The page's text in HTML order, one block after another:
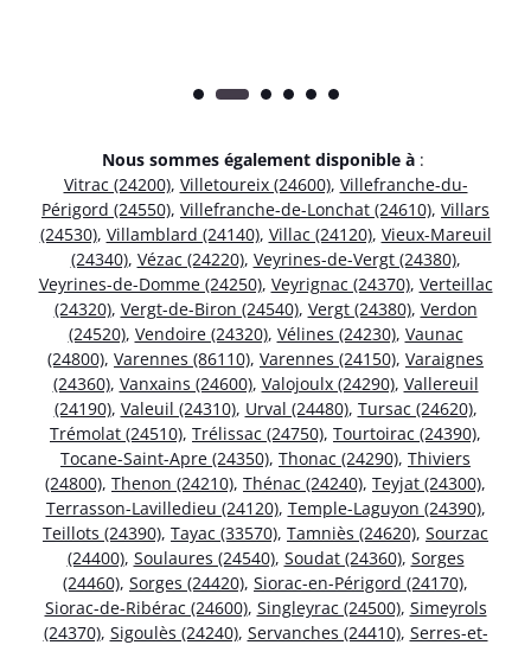
Nous sommes également disponible à :
Vitrac (24200), Villetoureix (24600), Villefranche-du-
Périgord (24550), Villefranche-de-Lonchat (24610), Villars
(24530), Villamblard (24140), Villac (24120), Vieux-Mareuil
(24340), Vézac (24220), Veyrines-de-Vergt (24380),
Veyrines-de-Domme (24250), Veyrignac (24370), Verteillac
(24320), Vergt-de-Biron (24540), Vergt (24380), Verdon
(24520), Vendoire (24320), Vélines (24230), Vaunac
(24800), Varennes (86110), Varennes (24150), Varaignes
(24360), Vanxains (24600), Valojoulx (24290), Vallereuil
(24190), Valeuil (24310), Urval (24480), Tursac (24620),
Trémolat (24510), Trélissac (24750), Tourtoirac (24390),
Tocane-Saint-Apre (24350), Thonac (24290), Thiviers
(24800), Thenon (24210), Thénac (24240), Teyjat (24300),
Terrasson-Lavilledieu (24120), Temple-Laguyon (24390),
Teillots (24390), Tayac (33570), Tamniès (24620), Sourzac
(24400), Soulaures (24540), Soudat (24360), Sorges
(24460), Sorges (24420), Siorac-en-Périgord (24170),
Siorac-de-Ribérac (24600), Singleyrac (24500), Simeyrols
(24370), Sigoulès (24240), Servanches (24410), Serres-et-